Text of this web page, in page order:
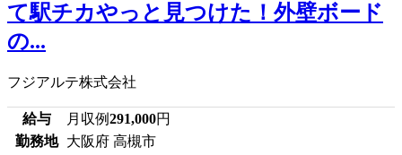
て駅チカやっと見つけた！外壁ボード
の...
フジアルテ株式会社
給与 月収例291,000円
勤務地
大阪府 高槻市